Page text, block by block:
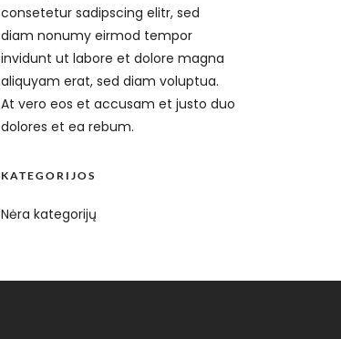
consetetur sadipscing elitr, sed
diam nonumy eirmod tempor
invidunt ut labore et dolore magna
aliquyam erat, sed diam voluptua.
At vero eos et accusam et justo duo
dolores et ea rebum.
KATEGORIJOS
Nėra kategorijų